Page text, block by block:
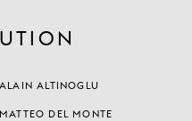
ALAIN ALTINOGLU
MATTEO DEL MONTE